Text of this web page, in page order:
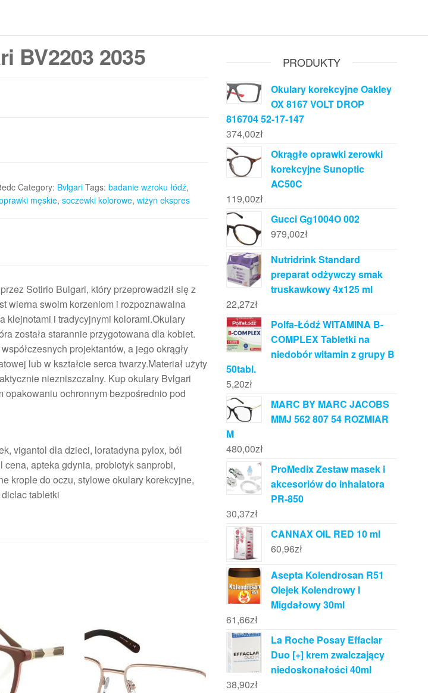
BV2203 2035
Category: Bvlgari Tags: badanie wzroku łódź,
męskie, soczewki kolorowe, wiżyn ekspres
Sotirio Bulgari, który przeprowadził się z
wierna swoim korzeniom i rozpoznawalna
klejnotami i tradycyjnymi kolorami.Okulary
została starannie przygotowana dla kobiet.
projektantów, a jego okrągły
lub w kształcie serca twarzy.Materiał użyty
niezniszczalny. Kup okulary Bvlgari
opakowaniu ochronnym bezpośrednio pod
vigantol dla dzieci, loratadyna pylox, ból
apteka gdynia, probiotyk sanprobi,
krople do oczu, stylowe okulary korekcyjne,
tabletki
PRODUKTY
Okulary korekcyjne Oakley
OX 8167 VOLT DROP
816704 52-17-147
374,00zł
Okrągłe oprawki zerowki
korekcyjne Sunoptic
AC50C
119,00zł
Gucci Gg1004O 002
979,00zł
Nutridrink Standard
preparat odżywczy smak
truskawkowy 4x125 ml
22,27zł
Polfa-Łódź WITAMINA B-
COMPLEX Tabletki na
niedobór witamin z grupy B
50tabl.
5,20zł
MARC BY MARC JACOBS
MMJ 562 807 54 ROZMIAR
M
480,00zł
ProMedix Zestaw masek i
akcesoriów do inhalatora
PR-850
30,37zł
CANNAX OIL RED 10 ml
60,96zł
Asepta Kolendrosan R51
Olejek Kolendrowy I
Migdałowy 30ml
61,66zł
La Roche Posay Effaclar
Duo [+] krem zwalczający
niedoskonałości 40ml
38,90zł